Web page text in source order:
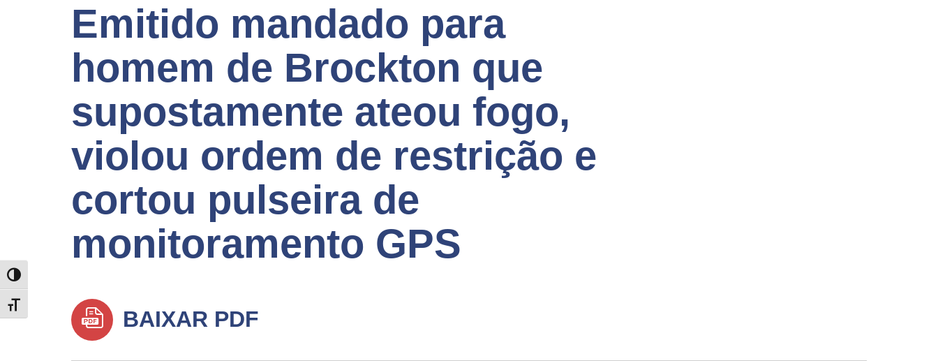
TOGGLE HIGH CONTRAST
TOGGLE FONT SIZE
Emitido mandado para
homem de Brockton que
supostamente ateou fogo,
violou ordem de restrição e
cortou pulseira de
monitoramento GPS
BAIXAR PDF